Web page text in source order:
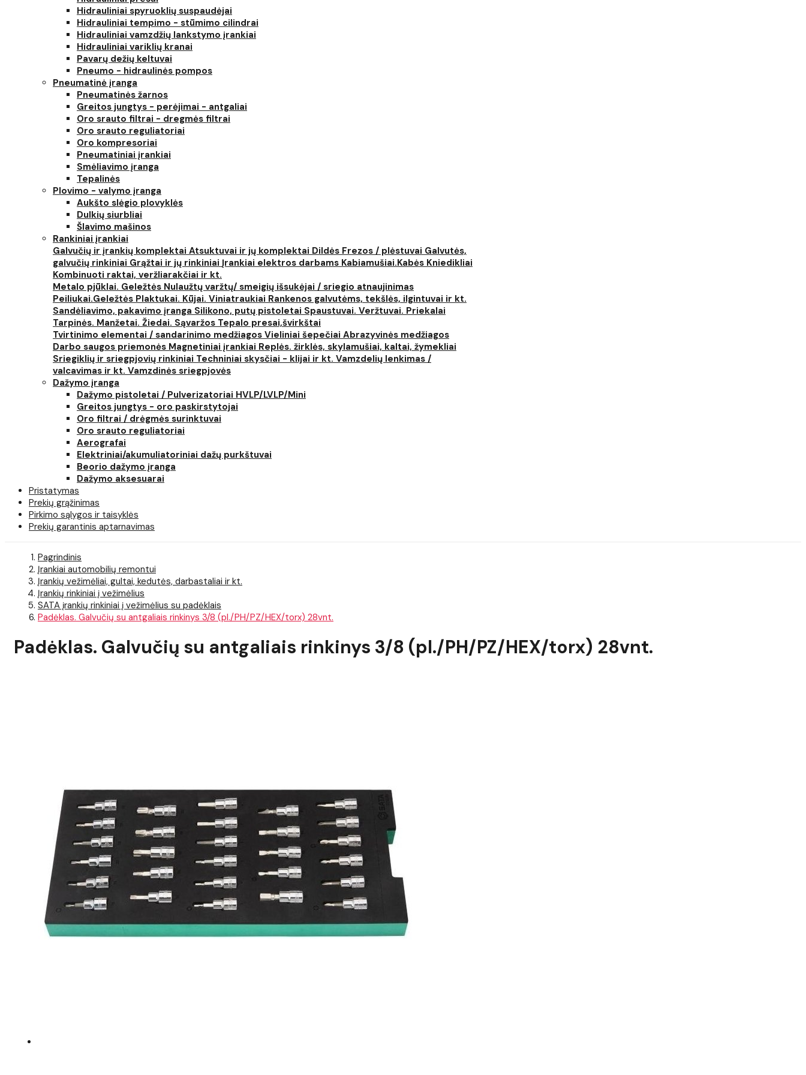
Hidrauliniai spyruoklių suspaudėjai
Hidrauliniai tempimo - stūmimo cilindrai
Hidrauliniai vamzdžių lankstymo įrankiai
Hidrauliniai variklių kranai
Pavarų dežių keltuvai
Pneumo - hidraulinės pompos
Pneumatinė įranga
Pneumatinės žarnos
Greitos jungtys - perėjimai - antgaliai
Oro srauto filtrai - dregmės filtrai
Oro srauto reguliatoriai
Oro kompresoriai
Pneumatiniai įrankiai
Smėliavimo įranga
Tepalinės
Plovimo - valymo įranga
Aukšto slėgio plovyklės
Dulkių siurbliai
Šlavimo mašinos
Rankiniai įrankiai
Galvučių ir įrankių komplektai Atsuktuvai ir jų komplektai Dildės Frezos / plėstuvai Galvutės,
galvučių rinkiniai Grąžtai ir jų rinkiniai Įrankiai elektros darbams Kabiamušiai.Kabės Kniedikliai
Kombinuoti raktai, veržliarakčiai ir kt.
Metalo pjūklai. Geležtės Nulaužtų varžtų/ smeigių išsukėjai / sriegio atnaujinimas
Peiliukai.Geležtės Plaktukai. Kūjai. Viniatraukiai Rankenos galvutėms, tekšlės, ilgintuvai ir kt.
Sandėliavimo, pakavimo įranga Silikono, putų pistoletai Spaustuvai. Veržtuvai. Priekalai
Tarpinės. Manžetai. Žiedai. Sąvaržos Tepalo presai,švirkštai
Tvirtinimo elementai / sandarinimo medžiagos Vieliniai šepečiai Abrazyvinės medžiagos
Darbo saugos priemonės Magnetiniai įrankiai Replės. žirklės, skylamušiai, kaltai, žymekliai
Sriegiklių ir sriegpjovių rinkiniai Techniniai skysčiai - klijai ir kt. Vamzdelių lenkimas /
valcavimas ir kt. Vamzdinės sriegpjovės
Dažymo įranga
Dažymo pistoletai / Pulverizatoriai HVLP/LVLP/Mini
Greitos jungtys - oro paskirstytojai
Oro filtrai / drėgmės surinktuvai
Oro srauto reguliatoriai
Aerografai
Elektriniai/akumuliatoriniai dažų purkštuvai
Beorio dažymo įranga
Dažymo aksesuarai
Pristatymas
Prekių grąžinimas
Pirkimo sąlygos ir taisyklės
Prekių garantinis aptarnavimas
Pagrindinis
Įrankiai automobilių remontui
Įrankių vežimėliai, gultai, kedutės, darbastaliai ir kt.
Įrankių rinkiniai į vežimėlius
SATA įrankių rinkiniai į vežimėlius su padėklais
Padėklas. Galvučių su antgaliais rinkinys 3/8 (pl./PH/PZ/HEX/torx) 28vnt.
Padėklas. Galvučių su antgaliais rinkinys 3/8 (pl./PH/PZ/HEX/torx) 28vnt.